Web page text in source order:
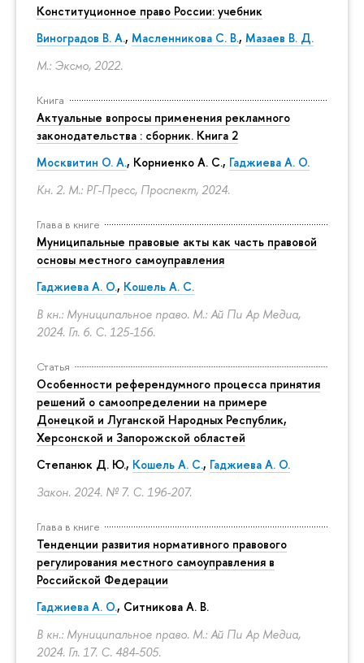
Конституционное право России: учебник
Виноградов В. А., Масленникова С. В., Мазаев В. Д.
М.: Эксмо, 2022.
Книга
Актуальные вопросы применения рекламного
законодательства : сборник. Книга 2
Москвитин О. А., Корниенко А. С., Гаджиева А. О.
Кн. 2. М.: РГ-Пресс, Проспект, 2024.
Глава в книге
Муниципальные правовые акты как часть правовой
основы местного самоуправления
Гаджиева А. О., Кошель А. С.
В кн.: Муниципальное право. М.: Ай Пи Ар Медиа,
2024. Гл. 6. С. 125-156.
Статья
Особенности референдумного процесса принятия
решений о самоопределении на примере
Донецкой и Луганской Народных Республик,
Херсонской и Запорожской областей
Степанюк Д. Ю., Кошель А. С., Гаджиева А. О.
Закон. 2024. № 7. С. 196-207.
Глава в книге
Тенденции развития нормативного правового
регулирования местного самоуправления в
Российской Федерации
Гаджиева А. О., Ситникова А. В.
В кн.: Муниципальное право. М.: Ай Пи Ар Медиа,
2024. Гл. 17. С. 484-505.